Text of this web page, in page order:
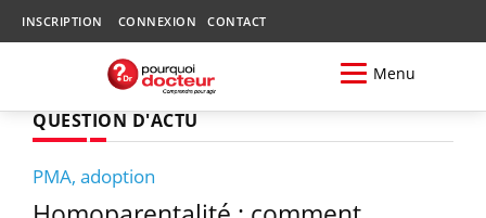
INSCRIPTION CONNEXION CONTACT
Menu
QUESTION D'ACTU
PMA, adoption